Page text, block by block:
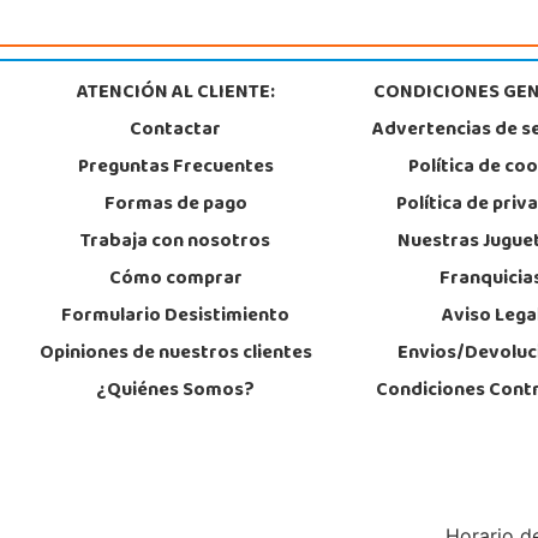
18197, Pulianas
Localizar Tienda
ATENCIÓN AL CLIENTE:
Contactar
Preguntas Frecuentes
Formas de pago
Trabaja con nosotros
Cómo comprar
Formulario Desistimiento
Opiniones de nuestros clientes
¿Quiénes Somos?
CONDICIONES
Advertencias de
Política de
Política de
Nuestras
Aviso
Envios/
Condiciones